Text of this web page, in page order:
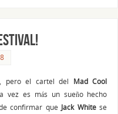
pero el cartel del Mad Cool
vez es más un sueño hecho
confirmar que Jack Whitese